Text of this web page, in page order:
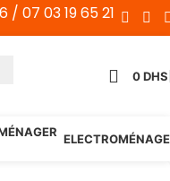
/ 07 03 19 65 21
0DHS